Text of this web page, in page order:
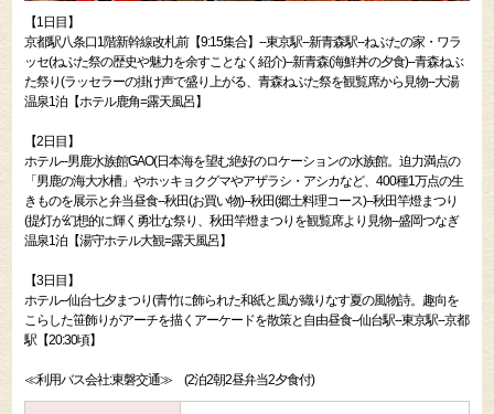
【1日目】
京都駅八条口1階新幹線改札前【9:15集合】--東京駅--新青森駅--ねぶたの家・ワラ
ッセ(ねぶた祭の歴史や魅力を余すことなく紹介)--新青森(海鮮丼の夕食)--青森ねぶ
た祭り(ラッセラーの掛け声で盛り上がる、青森ねぶた祭を観覧席から見物--大湯
温泉1泊【ホテル鹿角=露天風呂】
【2日目】
ホテル--男鹿水族館GAO(日本海を望む絶好のロケーションの水族館。迫力満点の
「男鹿の海大水槽」やホッキョクグマやアザラシ・アシカなど、400種1万点の生
きものを展示と弁当昼食--秋田(お買い物)--秋田(郷土料理コース)--秋田竿燈まつり
(提灯が幻想的に輝く勇壮な祭り、秋田竿燈まつりを観覧席より見物--盛岡つなぎ
温泉1泊【湯守ホテル大観=露天風呂】
【3日目】
ホテル--仙台七夕まつり(青竹に飾られた和紙と風が織りなす夏の風物詩。趣向を
こらした笹飾りがアーチを描くアーケードを散策と自由昼食--仙台駅--東京駅--京都
駅【20:30頃】
≪利用バス会社:東磐交通≫ (2泊2朝2昼弁当2夕食付)